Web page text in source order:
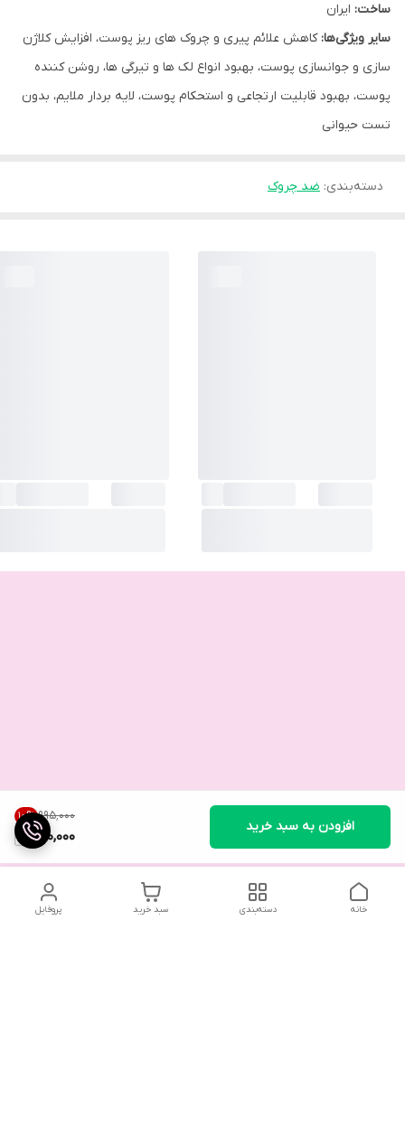
۹۹۵٬۰۰۰ 10%
890,000
افزودن به سبد خرید
ساخت: ایران
سایر ویژگی‌ها:کاهش علائم پیری و چروک های ریز پوست، افزایش کلاژن
سازی و جوانسازی پوست، بهبود انواع لک ها و تیرگی ها، روشن کننده
پوست، بهبود قابلیت ارتجاعی و استحکام پوست، لایه بردار ملایم، بدون
تست حیوانی
دسته‌بندی: ضد چروک
پروفایل سبد خرید دسته‌بندی خانه